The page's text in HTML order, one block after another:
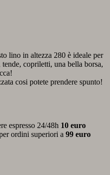
lino in altezza 280 è ideale per
copriletti, una bella borsa,
cosi potete prendere spunto!
espresso 24/48h 10 euro
ordini superiori a 99 euro